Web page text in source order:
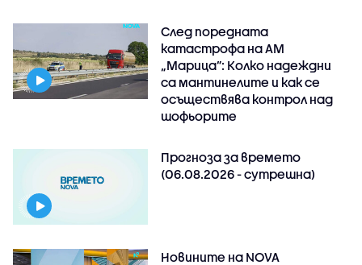
След поредната
катастрофа на АМ
„Марица”: Колко надеждни
са мантинелите и как се
осъществява контрол над
шофьорите
Прогноза за времето
(06.08.2026 - сутрешна)
Новините на NOVA